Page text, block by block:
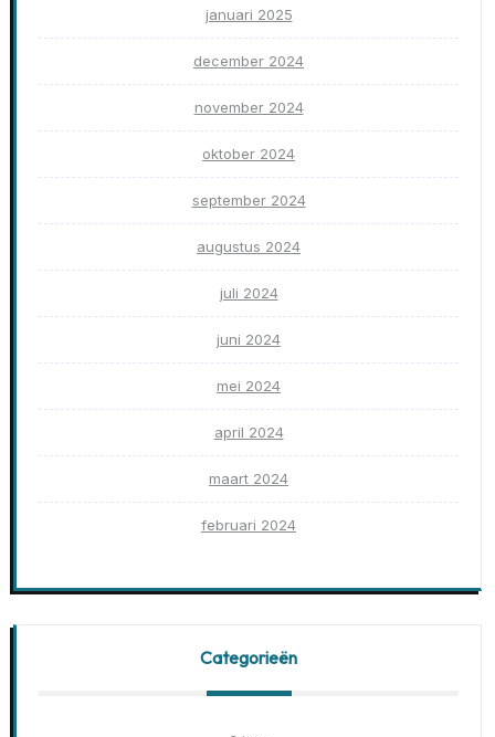
januari 2025
december 2024
november 2024
oktober 2024
september 2024
augustus 2024
juli 2024
juni 2024
mei 2024
april 2024
maart 2024
februari 2024
Categorieën